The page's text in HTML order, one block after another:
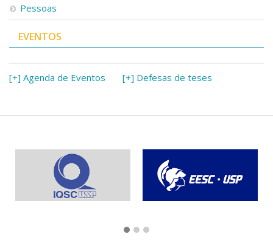
Pessoas
EVENTOS
[+] Agenda de Eventos [+] Defesas de teses